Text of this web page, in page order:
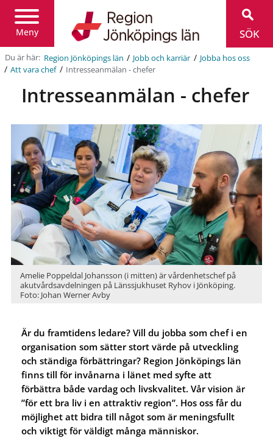
Meny
Jönköpings
län
SÖK
Du är här: Region Jönköpings län / Jobb och karriär / Jobba hos oss
/ Att vara chef / Intresseanmälan - chefer
Intresseanmälan - chefer
Amelie Poppeldal Johansson (i mitten) är vårdenhetschef på
akutvårdsavdelningen på Länssjukhuset Ryhov i Jönköping.
Foto: Johan Werner Avby
Är du framtidens ledare? Vill du jobba som chef i en
organisation som sätter stort värde på utveckling
och ständiga förbättringar? Region Jönköpings län
finns till för invånarna i länet med syfte att
förbättra både vardag och livskvalitet. Vår vision är
”för ett bra liv i en attraktiv region”. Hos oss får du
möjlighet att bidra till något som är meningsfullt
och viktigt för väldigt många människor.